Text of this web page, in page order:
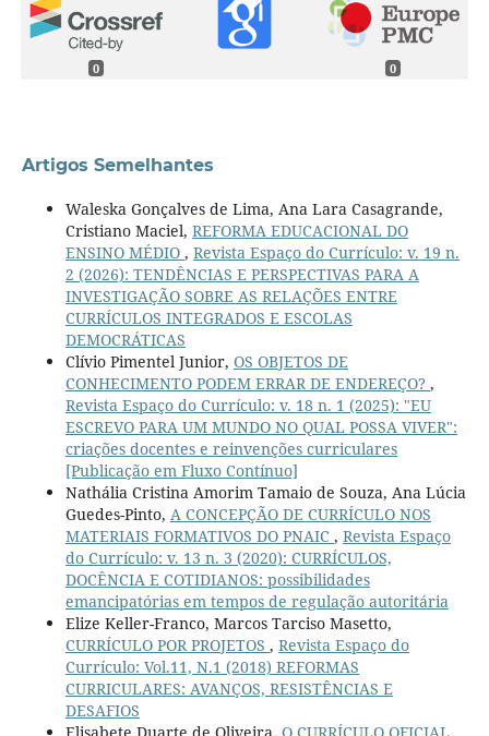
0 0
Artigos Semelhantes
Waleska Gonçalves de Lima, Ana Lara Casagrande,
Cristiano Maciel, REFORMA EDUCACIONAL DO
ENSINO MÉDIO , Revista Espaço do Currículo: v. 19 n.
2 (2026): TENDÊNCIAS E PERSPECTIVAS PARA A
INVESTIGAÇÃO SOBRE AS RELAÇÕES ENTRE
CURRÍCULOS INTEGRADOS E ESCOLAS
DEMOCRÁTICAS
Clívio Pimentel Junior, OS OBJETOS DE
CONHECIMENTO PODEM ERRAR DE ENDEREÇO? ,
Revista Espaço do Currículo: v. 18 n. 1 (2025): "EU
ESCREVO PARA UM MUNDO NO QUAL POSSA VIVER":
criações docentes e reinvenções curriculares
[Publicação em Fluxo Contínuo]
Nathália Cristina Amorim Tamaio de Souza, Ana Lúcia
Guedes-Pinto, A CONCEPÇÃO DE CURRÍCULO NOS
MATERIAIS FORMATIVOS DO PNAIC , Revista Espaço
do Currículo: v. 13 n. 3 (2020): CURRÍCULOS,
DOCÊNCIA E COTIDIANOS: possibilidades
emancipatórias em tempos de regulação autoritária
Elize Keller-Franco, Marcos Tarciso Masetto,
CURRÍCULO POR PROJETOS , Revista Espaço do
Currículo: Vol.11, N.1 (2018) REFORMAS
CURRICULARES: AVANÇOS, RESISTÊNCIAS E
DESAFIOS
Elisabete Duarte de Oliveira, O CURRÍCULO OFICIAL